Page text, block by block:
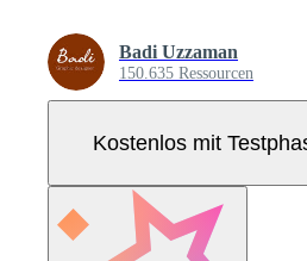
Badi Uzzaman
150.635 Ressourcen
Kostenlos mit